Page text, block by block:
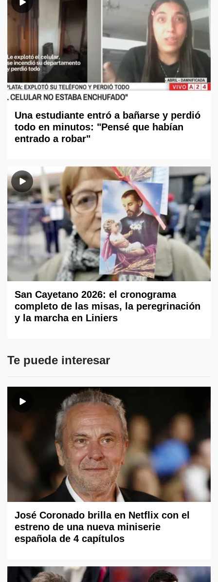
Una estudiante entró a bañarse y perdió
todo en minutos: "Pensé que habían
entrado a robar"
San Cayetano 2026: el cronograma
completo de las misas, la peregrinación
y la marcha en Liniers
Te puede interesar
José Coronado brilla en Netflix con el
estreno de una nueva miniserie
española de 4 capítulos